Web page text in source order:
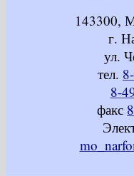
143300,
г.
ул.
тел.
8-
факс